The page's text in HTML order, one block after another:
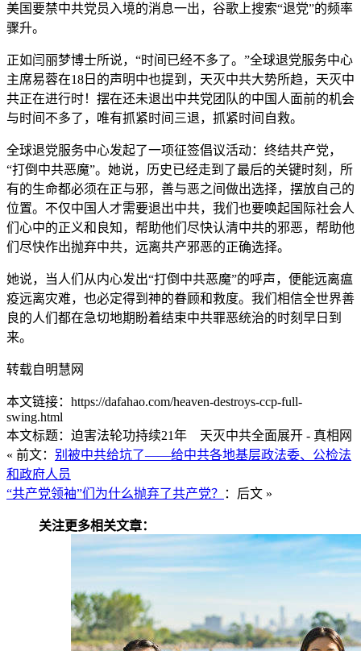
美国要禁中共党员入境的消息一出，谷歌上搜索“退党”的频率
骤升。
正如闫丽梦博士所说，“时间已经不多了。”全球退党服务中心
主席易蓉在18日的声明中也提到，天灭中共大势所趋，天灭中
共正在进行时！摆在还未退出中共党团队的中国人面前的机会
与时间不多了，唯有抓紧时间三退，抓紧时间自救。
全球退党服务中心发起了一项征签倡议活动：终结共产党，
“打倒中共恶魔”。她说，历史已经走到了最后的关键时刻，所
有的生命都必须在正与邪，善与恶之间做出选择，摆放自己的
位置。不仅中国人才需要退出中共，我们也要唤起国际社会人
们心中的正义和良知，帮助他们尽快认清中共的邪恶，帮助他
们尽快作出抛弃中共，远离共产邪恶的正确选择。
她说，当人们从内心发出“打倒中共恶魔”的呼声，便能远离瘟
疫远离灾难，也必定得到神的眷顾和救度。我们相信全世界善
良的人们都在急切地期盼着结束中共罪恶统治的时刻早日到
来。
转载自明慧网
本文链接：https://dafahao.com/heaven-destroys-ccp-full-
swing.html
本文标题：迫害法轮功持续21年 天灭中共全面展开 - 真相网
« 前文： 别被中共给坑了——给中共各地基层政法委、公检法
和政府人员
“共产党领袖”们为什么抛弃了共产党？
：后文 »
关注更多相关文章：